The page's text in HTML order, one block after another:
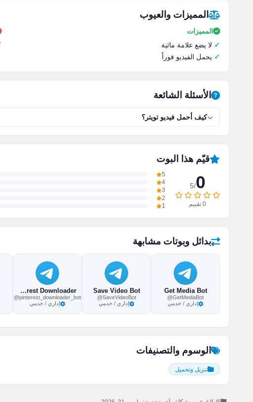
المميزات والعيوب
المميزات
لا يضع علامة مائية
يحمل الفيديو فوراً
الأسئلة الشائعة
كيف أحمل فيديو تويتر؟
قيّم هذا البوت
0
/5
0 تقييم
5
4
3
2
1
بدائل وبوتات مشابهة
Get Media Bot
@GetMediaBot
إداري / خدمي
Save Video Bot
@SaveVideoBot
إداري / خدمي
Pinterest Downloader
@pinterest_downloader_bot
إداري / خدمي
الوسوم والتصنيفات
تنزيل وتحميل